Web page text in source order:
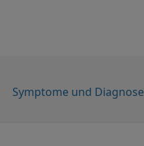
Symptome und Diagnose